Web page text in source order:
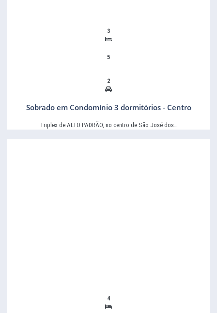
3
5
2
Sobrado em Condomínio 3 dormitórios - Centro
Triplex de ALTO PADRÃO, no centro de São José dos…
4